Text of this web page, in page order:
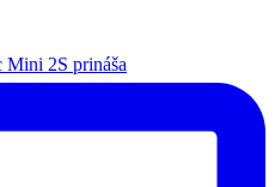
2S prináša